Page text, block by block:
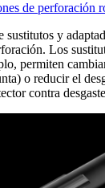
de perforación
y
Los
permiten
o reducir el
contra